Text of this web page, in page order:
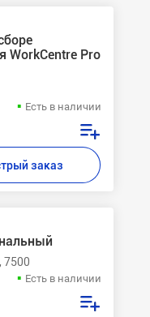
WorkCentre Pro
Есть в наличии
заказ
7500
Есть в наличии